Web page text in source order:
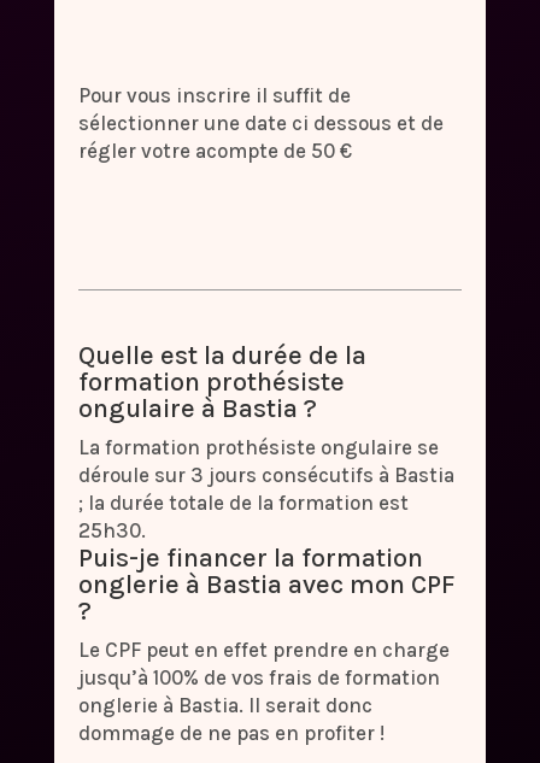
Pour vous inscrire il suffit de
sélectionner une date ci dessous et de
régler votre acompte de 50 €
Quelle est la durée de la
formation prothésiste
ongulaire à Bastia ?
La formation prothésiste ongulaire se
déroule sur 3 jours consécutifs à Bastia
; la durée totale de la formation est
25h30.
Puis-je financer la formation
onglerie à Bastia avec mon CPF
?
Le CPF peut en effet prendre en charge
jusqu’à 100% de vos frais de formation
onglerie à Bastia. Il serait donc
dommage de ne pas en profiter !